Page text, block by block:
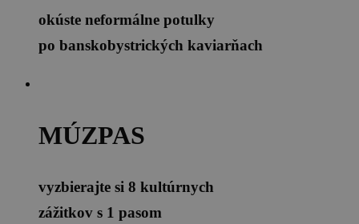
okúste neformálne potulky
po banskobystrických kaviarňach
MÚZPAS
vyzbierajte si 8 kultúrnych
zážitkov s 1 pasom